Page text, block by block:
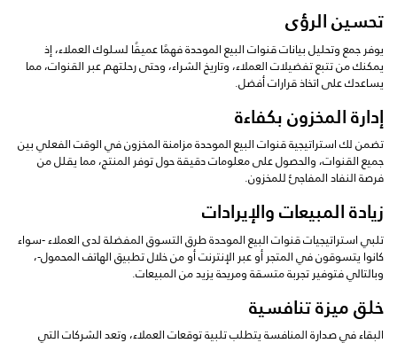
تحسين الرؤى
يوفر جمع وتحليل بيانات قنوات البيع الموحدة فهمًا عميقًا لسلوك العملاء، إذ
يمكنك من تتبع تفضيلات العملاء، وتاريخ الشراء، وحتى رحلتهم عبر القنوات، مما
يساعدك على اتخاذ قرارات أفضل.
إدارة المخزون بكفاءة
تضمن لك استراتيجية قنوات البيع الموحدة مزامنة المخزون في الوقت الفعلي بين
جميع القنوات، والحصول على معلومات دقيقة حول توفر المنتج، مما يقلل من
فرصة النفاد المفاجئ للمخزون.
زيادة المبيعات والإيرادات
تلبي استراتيجيات قنوات البيع الموحدة طرق التسوق المفضلة لدى العملاء -سواء
كانوا يتسوقون في المتجر أو عبر الإنترنت أو من خلال تطبيق الهاتف المحمول-،
وبالتالي فتوفير تجربة متسقة ومريحة يزيد من المبيعات.
خلق ميزة تنافسية
البقاء في صدارة المنافسة يتطلب تلبية توقعات العملاء، وتعد الشركات التي